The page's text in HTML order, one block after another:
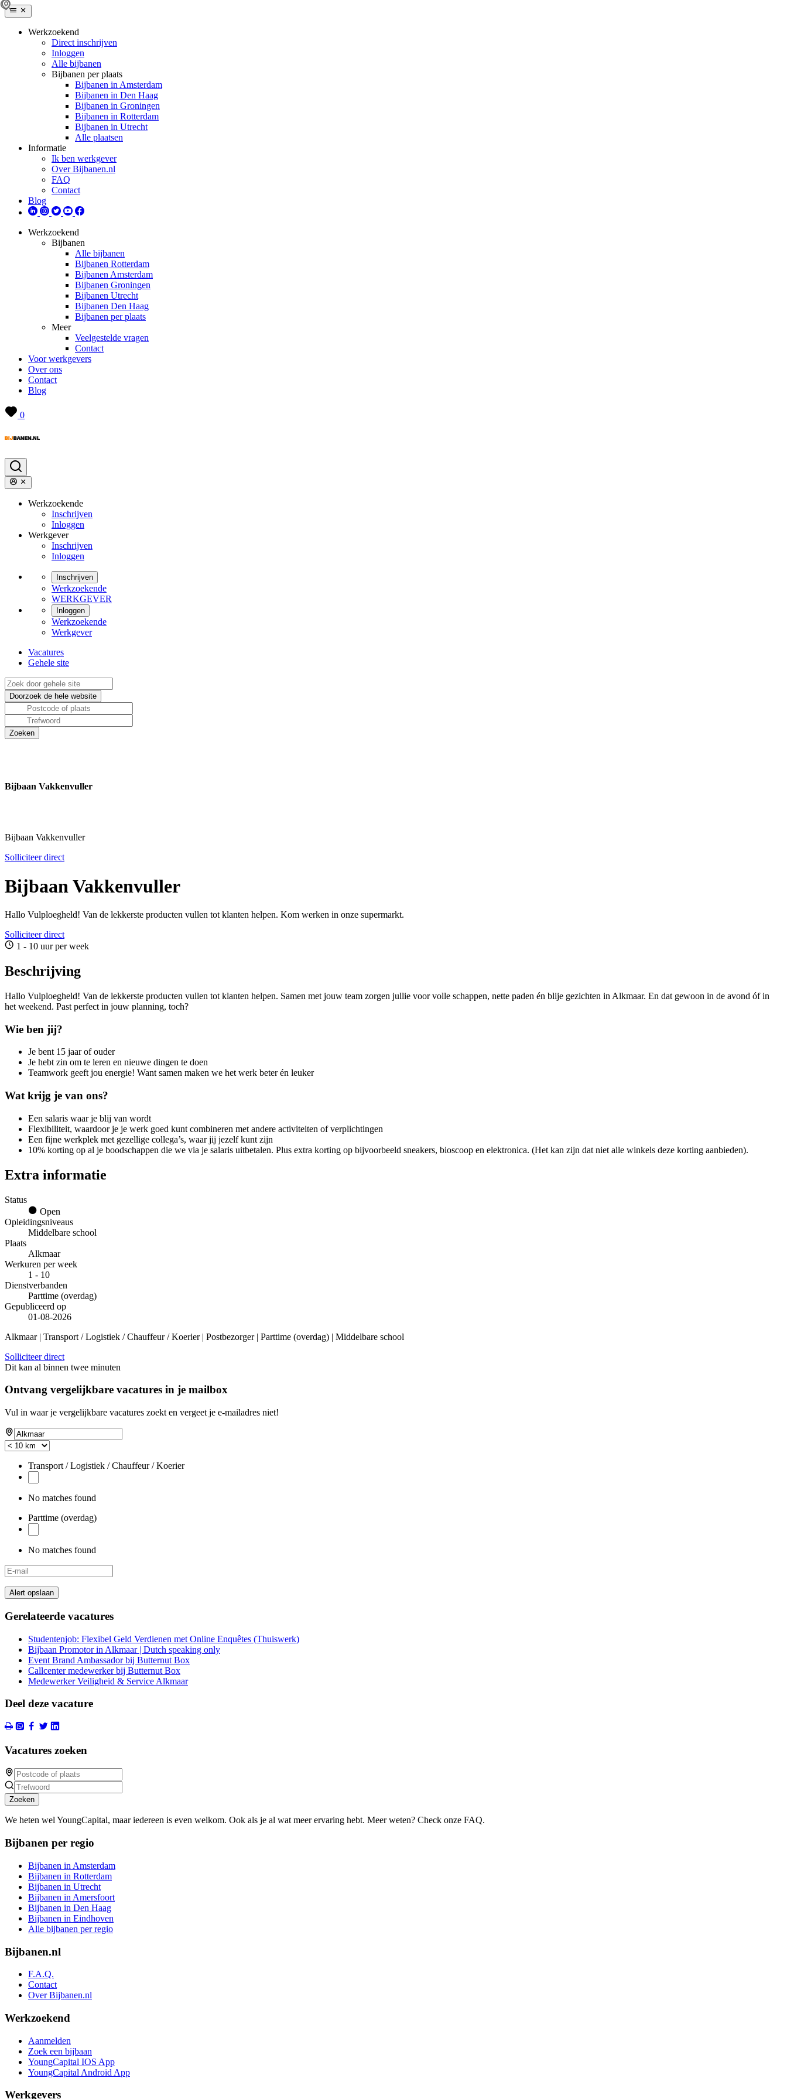
Werkzoekend
Direct inschrijven
Inloggen
Alle bijbanen
Bijbanen per plaats
Bijbanen in Amsterdam
Bijbanen in Den Haag
Bijbanen in Groningen
Bijbanen in Rotterdam
Bijbanen in Utrecht
Alle plaatsen
Informatie
Ik ben werkgever
Over Bijbanen.nl
FAQ
Contact
Blog
Werkzoekend
Bijbanen
Alle bijbanen
Bijbanen Rotterdam
Bijbanen Amsterdam
Bijbanen Groningen
Bijbanen Utrecht
Bijbanen Den Haag
Bijbanen per plaats
Meer
Veelgestelde vragen
Contact
Voor werkgevers
Over ons
Contact
Blog
0
Werkzoekende
Inschrijven
Inloggen
Werkgever
Inschrijven
Inloggen
Inschrijven
Werkzoekende
WERKGEVER
Inloggen
Werkzoekende
Werkgever
Vacatures
Gehele site
Bijbaan Vakkenvuller
Bijbaan Vakkenvuller
Solliciteer direct
Bijbaan Vakkenvuller
Hallo Vulploegheld! Van de lekkerste producten vullen tot klanten helpen. Kom werken in onze supermarkt.
Solliciteer direct
1 - 10 uur per week
Beschrijving
Hallo Vulploegheld! Van de lekkerste producten vullen tot klanten helpen. Samen met jouw team zorgen jullie voor volle schappen, nette paden én blije gezichten in Alkmaar. En dat gewoon in de avond óf in
het weekend. Past perfect in jouw planning, toch?
Wie ben jij?
Je bent 15 jaar of ouder
Je hebt zin om te leren en nieuwe dingen te doen
Teamwork geeft jou energie! Want samen maken we het werk beter én leuker
Wat krijg je van ons?
Een salaris waar je blij van wordt
Flexibiliteit, waardoor je je werk goed kunt combineren met andere activiteiten of verplichtingen
Een fijne werkplek met gezellige collega’s, waar jij jezelf kunt zijn
10% korting op al je boodschappen die we via je salaris uitbetalen. Plus extra korting op bijvoorbeeld sneakers, bioscoop en elektronica. (Het kan zijn dat niet alle winkels deze korting aanbieden).
Extra informatie
Status
Open
Opleidingsniveaus
Middelbare school
Plaats
Alkmaar
Werkuren per week
1 - 10
Dienstverbanden
Parttime (overdag)
Gepubliceerd op
01-08-2026
Alkmaar | Transport / Logistiek / Chauffeur / Koerier | Postbezorger | Parttime (overdag) | Middelbare school
Solliciteer direct
Dit kan al binnen twee minuten
Ontvang vergelijkbare vacatures in je mailbox
Vul in waar je vergelijkbare vacatures zoekt en vergeet je e-mailadres niet!
Transport / Logistiek / Chauffeur / Koerier
No matches found
Parttime (overdag)
No matches found
Alert opslaan
Gerelateerde vacatures
Studentenjob: Flexibel Geld Verdienen met Online Enquêtes (Thuiswerk)
Bijbaan Promotor in Alkmaar | Dutch speaking only
Event Brand Ambassador bij Butternut Box
Callcenter medewerker bij Butternut Box
Medewerker Veiligheid & Service Alkmaar
Deel deze vacature
Vacatures zoeken
Zoeken
We heten wel YoungCapital, maar iedereen is even welkom. Ook als je al wat meer ervaring hebt. Meer weten? Check onze FAQ.
Bijbanen per regio
Bijbanen in Amsterdam
Bijbanen in Rotterdam
Bijbanen in Utrecht
Bijbanen in Amersfoort
Bijbanen in Den Haag
Bijbanen in Eindhoven
Alle bijbanen per regio
Bijbanen.nl
F.A.Q.
Contact
Over Bijbanen.nl
Werkzoekend
Aanmelden
Zoek een bijbaan
YoungCapital IOS App
YoungCapital Android App
Werkgevers